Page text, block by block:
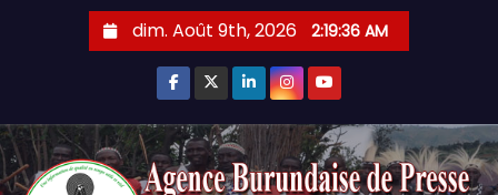
dim. Août 9th, 2026 2:19:36 AM